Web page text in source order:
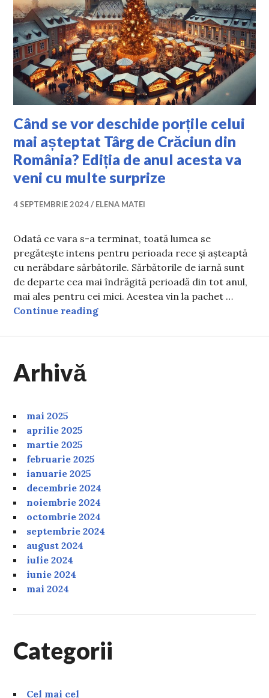
Când se vor deschide porțile celui
mai așteptat Târg de Crăciun din
România? Ediția de anul acesta va
veni cu multe surprize
4 SEPTEMBRIE 2024 ELENA MATEI
Odată ce vara s-a terminat, toată lumea se
pregătește intens pentru perioada rece și așteaptă
cu nerăbdare sărbătorile. Sărbătorile de iarnă sunt
de departe cea mai îndrăgită perioadă din tot anul,
mai ales pentru cei mici. Acestea vin la pachet …
Continue readingCând se vor deschide porțile celui
Arhivă
mai 2025
aprilie 2025
martie 2025
februarie 2025
ianuarie 2025
decembrie 2024
noiembrie 2024
octombrie 2024
septembrie 2024
august 2024
iulie 2024
iunie 2024
mai 2024
Categorii
Cel mai cel